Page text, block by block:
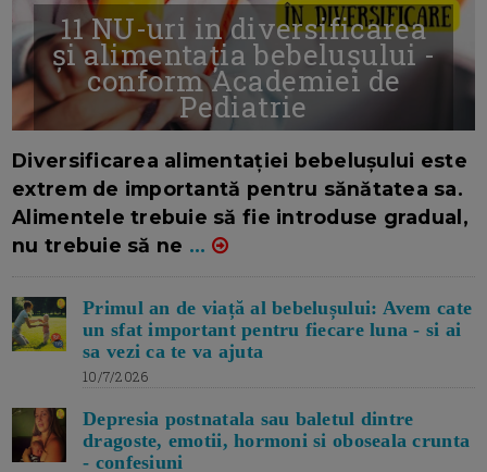
11 NU-uri in diversificarea
și alimentația bebelușului -
conform Academiei de
Pediatrie
Diversificarea alimentației bebelușului este
extrem de importantă pentru sănătatea sa.
Alimentele trebuie să fie introduse gradual,
nu trebuie să ne ...
Primul an de viață al bebelușului: Avem cate
un sfat important pentru fiecare luna - si ai
sa vezi ca te va ajuta
10/7/2026
Depresia postnatala sau baletul dintre
dragoste, emotii, hormoni si oboseala crunta
- confesiuni